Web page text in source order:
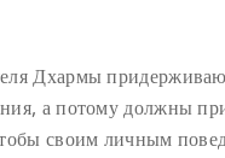
Дхармы
а потому должны
своим личным